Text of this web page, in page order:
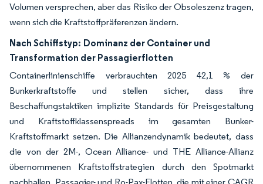
Volumen versprechen, aber das Risiko der Obsoleszenz tragen,
wenn sich die Kraftstoffpräferenzen ändern.
Nach Schiffstyp: Dominanz der Container und
Transformation der Passagierflotten
Containerlinienschiffe verbrauchten 2025 42,1 % der
Bunkerkraftstoffe und stellen sicher, dass ihre
Beschaffungstaktiken implizite Standards für Preisgestaltung
und Kraftstoffklassenspreads im gesamten Bunker-
Kraftstoffmarkt setzen. Die Allianzendynamik bedeutet, dass
die von der 2M-, Ocean Alliance- und THE Alliance-Allianz
übernommenen Kraftstoffstrategien durch den Spotmarkt